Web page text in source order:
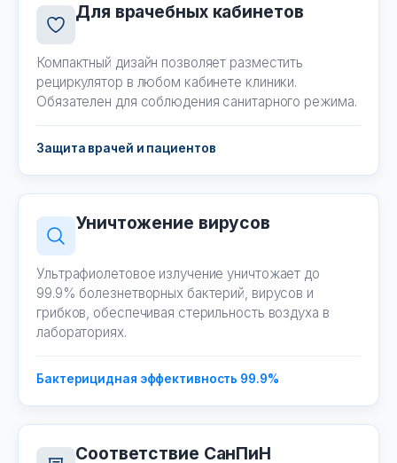
Для врачебных кабинетов
Компактный дизайн позволяет разместить
рециркулятор в любом кабинете клиники.
Обязателен для соблюдения санитарного режима.
Защита врачей и пациентов
Уничтожение вирусов
Ультрафиолетовое излучение уничтожает до
99.9% болезнетворных бактерий, вирусов и
грибков, обеспечивая стерильность воздуха в
лабораториях.
Бактерицидная эффективность 99.9%
Соответствие СанПиН